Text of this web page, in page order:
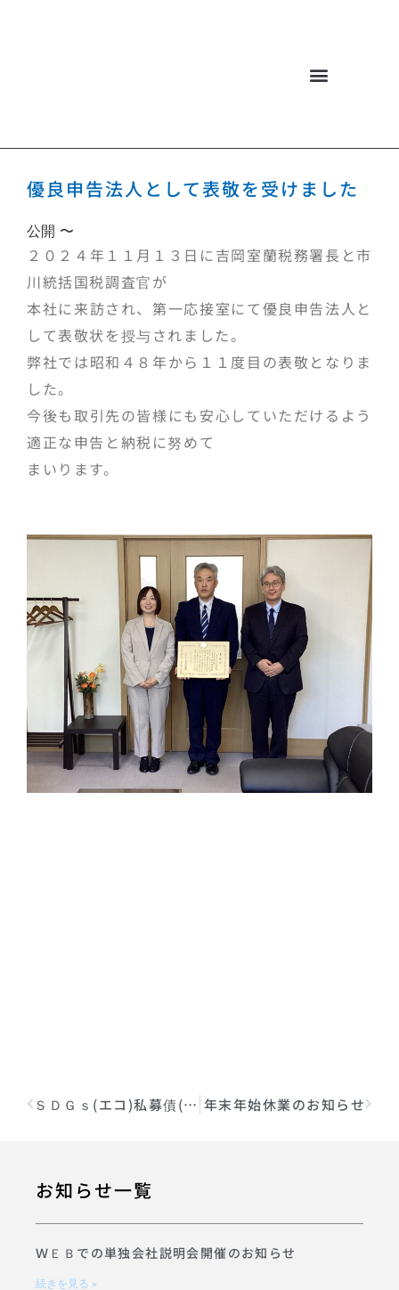
優良申告法人として表敬を受けました
公開 〜
２０２４年１１月１３日に吉岡室蘭税務署長と市
川統括国税調査官が
本社に来訪され、第一応接室にて優良申告法人と
して表敬状を授与されました。
弊社では昭和４８年から１１度目の表敬となりま
した。
今後も取引先の皆様にも安心していただけるよう
適正な申告と納税に努めて
まいります。
ＳＤＧｓ(エコ)私募債(銀行保証付私募債)発行のお知らせ 年末年始休業のお知らせ
お知らせ一覧
ＷＥＢでの単独会社説明会開催のお知らせ
続きを見る »